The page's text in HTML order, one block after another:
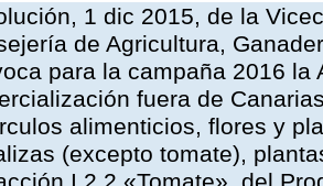
1 dic 2015, de la
de Agricultura,
para la campaña 2016 la
fuera de
alimenticios, flores y
(excepto tomate),